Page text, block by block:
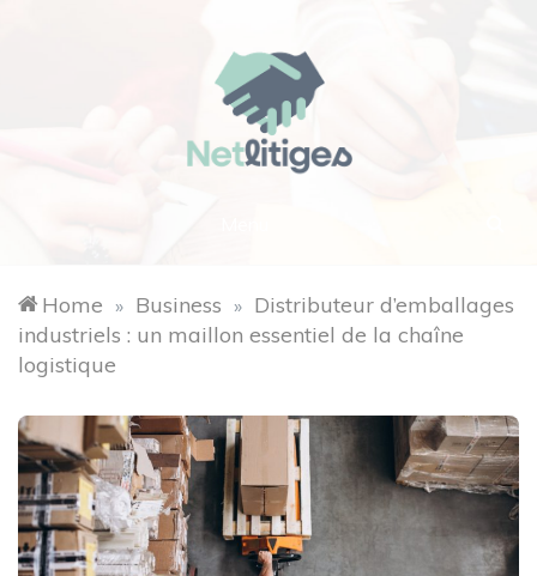
Home » Business » Distributeur d’emballages
industriels : un maillon essentiel de la chaîne
logistique